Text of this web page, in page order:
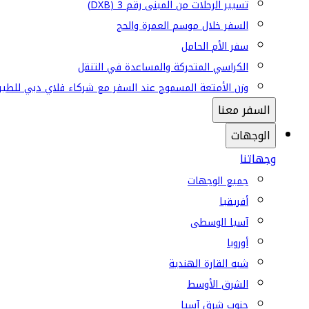
تسيير الرحلات من المبنى رقم 3 (DXB)
السفر خلال موسم العمرة والحج
سفر الأم الحامل
الكراسي المتحركة والمساعدة في التنقل
وزن الأمتعة المسموح عند السفر مع شركاء فلاي دبي
السفر معنا
الوجهات
وجهاتنا
جميع الوجهات
أفريقيا
آسيا الوسطى
أوروبا
شبه القارة الهندية
الشرق الأوسط
جنوب شرق آسيا